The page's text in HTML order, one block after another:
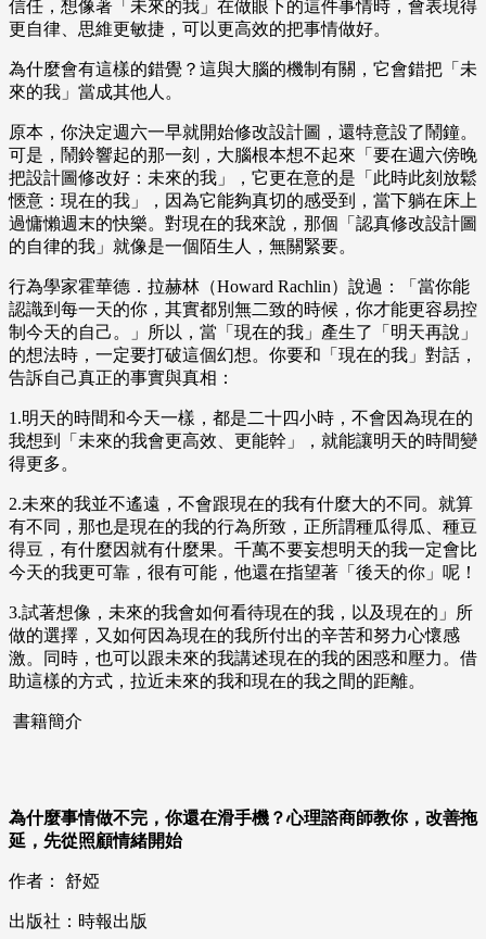
信任，想像著「未來的我」在做眼下的這件事情時，會表現得
更自律、思維更敏捷，可以更高效的把事情做好。
為什麼會有這樣的錯覺？這與大腦的機制有關，它會錯把「未
來的我」當成其他人。
原本，你決定週六一早就開始修改設計圖，還特意設了鬧鐘。
可是，鬧鈴響起的那一刻，大腦根本想不起來「要在週六傍晚
把設計圖修改好：未來的我」，它更在意的是「此時此刻放鬆
愜意：現在的我」，因為它能夠真切的感受到，當下躺在床上
過慵懶週末的快樂。對現在的我來說，那個「認真修改設計圖
的自律的我」就像是一個陌生人，無關緊要。
行為學家霍華德．拉赫林（Howard Rachlin）說過：「當你能
認識到每一天的你，其實都別無二致的時候，你才能更容易控
制今天的自己。」所以，當「現在的我」產生了「明天再說」
的想法時，一定要打破這個幻想。你要和「現在的我」對話，
告訴自己真正的事實與真相：
1.明天的時間和今天一樣，都是二十四小時，不會因為現在的
我想到「未來的我會更高效、更能幹」，就能讓明天的時間變
得更多。
2.未來的我並不遙遠，不會跟現在的我有什麼大的不同。就算
有不同，那也是現在的我的行為所致，正所謂種瓜得瓜、種豆
得豆，有什麼因就有什麼果。千萬不要妄想明天的我一定會比
今天的我更可靠，很有可能，他還在指望著「後天的你」呢！
3.試著想像，未來的我會如何看待現在的我，以及現在的」所
做的選擇，又如何因為現在的我所付出的辛苦和努力心懷感
激。同時，也可以跟未來的我講述現在的我的困惑和壓力。借
助這樣的方式，拉近未來的我和現在的我之間的距離。
書籍簡介
為什麼事情做不完，你還在滑手機？心理諮商師教你，改善拖
延，先從照顧情緒開始
作者： 舒婭
出版社：時報出版